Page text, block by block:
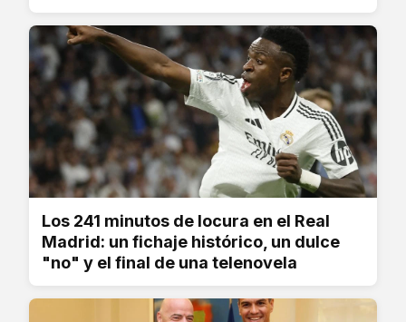
Los 241 minutos de locura en el Real
Madrid: un fichaje histórico, un dulce
"no" y el final de una telenovela